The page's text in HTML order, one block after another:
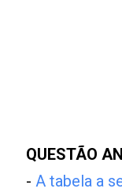
QUESTÃO
-A tabela a